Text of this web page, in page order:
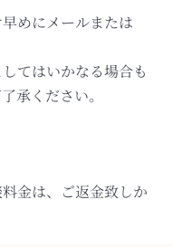
めにメールまたは
てはいかなる場合も
承ください。
金は、ご返金致しか